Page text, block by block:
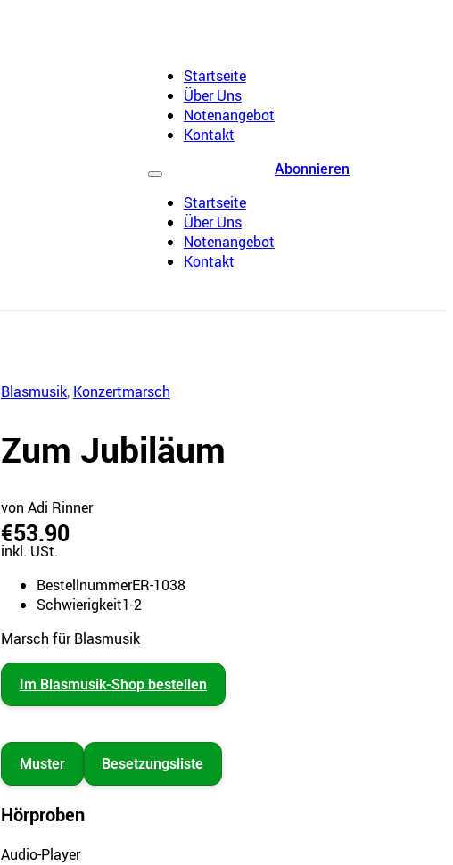
Startseite
Über Uns
Notenangebot
Kontakt
Startseite
Über Uns
Notenangebot
Kontakt
Abonnieren
Blasmusik, Konzertmarsch
Zum Jubiläum
von Adi Rinner
€53.90
inkl. USt.
BestellnummerER-1038
Schwierigkeit1-2
Marsch für Blasmusik
Im Blasmusik-Shop bestellen
Muster Besetzungsliste
Hörproben
Audio-Player